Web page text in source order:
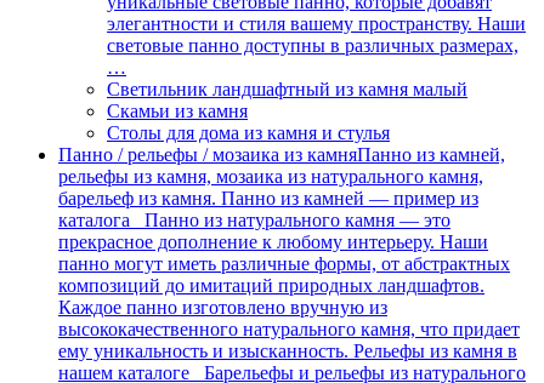
элегантности и стиля вашему пространству. Наши
световые панно доступны в различных размерах,
…
Светильник ландшафтный из камня малый
Скамьи из камня
Столы для дома из камня и стулья
Панно / рельефы / мозаика из камняПанно из камней,
рельефы из камня, мозаика из натурального камня,
барельеф из камня. Панно из камней — пример из
каталога Панно из натурального камня — это
прекрасное дополнение к любому интерьеру. Наши
панно могут иметь различные формы, от абстрактных
композиций до имитаций природных ландшафтов.
Каждое панно изготовлено вручную из
высококачественного натурального камня, что придает
ему уникальность и изысканность. Рельефы из камня в
нашем каталоге Барельефы и рельефы из натурального